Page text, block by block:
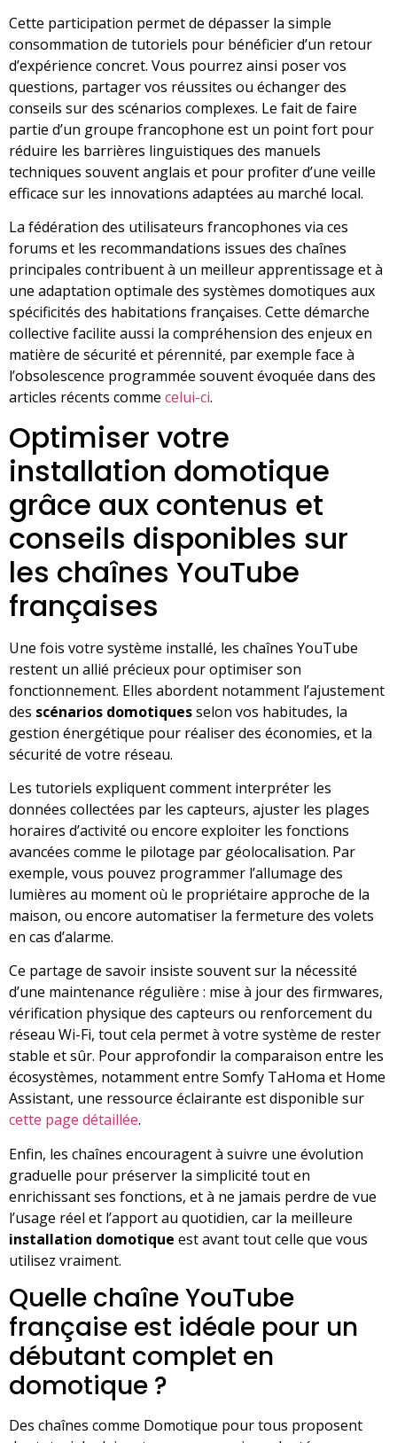
Cette participation permet de dépasser la simple
consommation de tutoriels pour bénéficier d’un retour
d’expérience concret. Vous pourrez ainsi poser vos
questions, partager vos réussites ou échanger des
conseils sur des scénarios complexes. Le fait de faire
partie d’un groupe francophone est un point fort pour
réduire les barrières linguistiques des manuels
techniques souvent anglais et pour profiter d’une veille
efficace sur les innovations adaptées au marché local.
La fédération des utilisateurs francophones via ces
forums et les recommandations issues des chaînes
principales contribuent à un meilleur apprentissage et à
une adaptation optimale des systèmes domotiques aux
spécificités des habitations françaises. Cette démarche
collective facilite aussi la compréhension des enjeux en
matière de sécurité et pérennité, par exemple face à
l’obsolescence programmée souvent évoquée dans des
articles récents comme celui-ci.
Optimiser votre
installation domotique
grâce aux contenus et
conseils disponibles sur
les chaînes YouTube
françaises
Une fois votre système installé, les chaînes YouTube
restent un allié précieux pour optimiser son
fonctionnement. Elles abordent notamment l’ajustement
des scénarios domotiquesselon vos habitudes, la
gestion énergétique pour réaliser des économies, et la
sécurité de votre réseau.
Les tutoriels expliquent comment interpréter les
données collectées par les capteurs, ajuster les plages
horaires d’activité ou encore exploiter les fonctions
avancées comme le pilotage par géolocalisation. Par
exemple, vous pouvez programmer l’allumage des
lumières au moment où le propriétaire approche de la
maison, ou encore automatiser la fermeture des volets
en cas d’alarme.
Ce partage de savoir insiste souvent sur la nécessité
d’une maintenance régulière : mise à jour des firmwares,
vérification physique des capteurs ou renforcement du
réseau Wi-Fi, tout cela permet à votre système de rester
stable et sûr. Pour approfondir la comparaison entre les
écosystèmes, notamment entre Somfy TaHoma et Home
Assistant, une ressource éclairante est disponible sur
cette page détaillée.
Enfin, les chaînes encouragent à suivre une évolution
graduelle pour préserver la simplicité tout en
enrichissant ses fonctions, et à ne jamais perdre de vue
l’usage réel et l’apport au quotidien, car la meilleure
installation domotique est avant tout celle que vous
utilisez vraiment.
Quelle chaîne YouTube
française est idéale pour un
débutant complet en
domotique ?
Des chaînes comme Domotique pour tous proposent